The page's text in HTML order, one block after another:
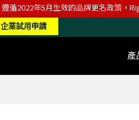
遵循2022年5月生效的品牌更名政策，
企業試用申請
產